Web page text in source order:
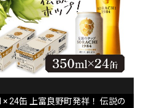
24缶 上富良野町発祥！ 伝説の